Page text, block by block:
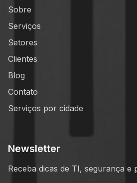
Sobre
Serviços
Setores
Clientes
Blog
Contato
Serviços por cidade
Newsletter
Receba dicas de TI, segurança e